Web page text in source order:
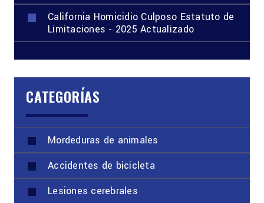
California Homicidio Culposo Estatuto de
Limitaciones - 2025 Actualizado
CATEGORÍAS
Mordeduras de animales
Accidentes de bicicleta
Lesiones cerebrales